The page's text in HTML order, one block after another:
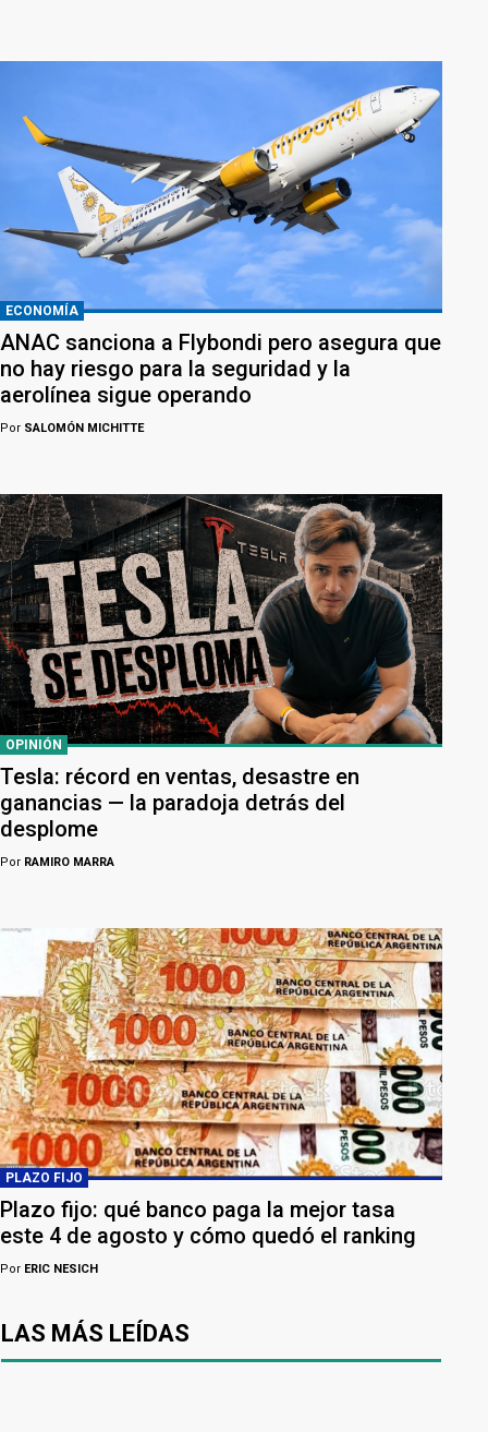
ECONOMÍA
ANAC sanciona a Flybondi pero asegura que
no hay riesgo para la seguridad y la
aerolínea sigue operando
Por SALOMÓN MICHITTE
OPINIÓN
Tesla: récord en ventas, desastre en
ganancias — la paradoja detrás del
desplome
Por RAMIRO MARRA
PLAZO FIJO
Plazo fijo: qué banco paga la mejor tasa
este 4 de agosto y cómo quedó el ranking
Por ERIC NESICH
LAS MÁS LEÍDAS